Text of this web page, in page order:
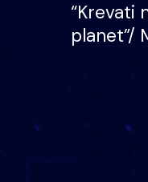
“Krevati
planet”/